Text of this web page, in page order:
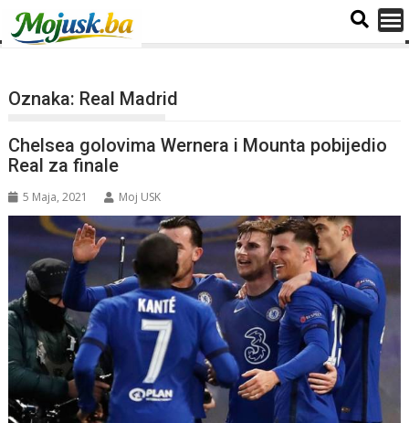
Oznaka: Real Madrid
Chelsea golovima Wernera i Mounta pobijedio
Real za finale
5 Maja, 2021 Moj USK